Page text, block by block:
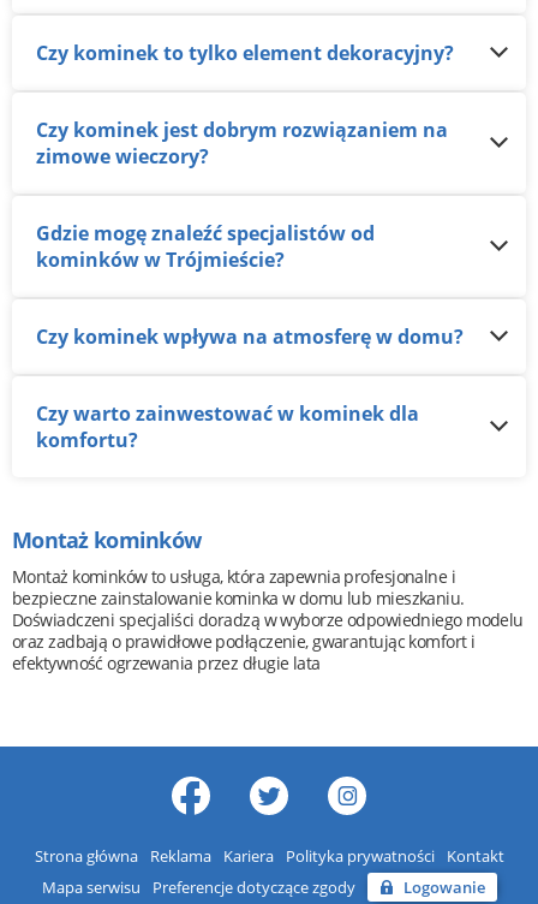
Czy kominek to tylko element dekoracyjny?
Czy kominek jest dobrym rozwiązaniem na
zimowe wieczory?
Gdzie mogę znaleźć specjalistów od
kominków w Trójmieście?
Czy kominek wpływa na atmosferę w domu?
Czy warto zainwestować w kominek dla
komfortu?
Montaż kominków
Montaż kominków to usługa, która zapewnia profesjonalne i
bezpieczne zainstalowanie kominka w domu lub mieszkaniu.
Doświadczeni specjaliści doradzą w wyborze odpowiedniego modelu
oraz zadbają o prawidłowe podłączenie, gwarantując komfort i
efektywność ogrzewania przez długie lata
Strona główna Reklama Kariera Polityka prywatności
Kontakt
Mapa serwisu
Preferencje dotyczące zgody Logowanie